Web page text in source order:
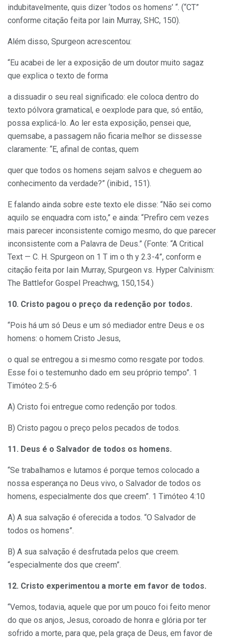
indubitavelmente, quis dizer ‘todos os homens’ “. (“CT”
conforme citação feita por Iain Murray, SHC, 150).
Além disso, Spurgeon acrescentou:
“Eu acabei de ler a exposição de um doutor muito sagaz
que explica o texto de forma
a dissuadir o seu real significado: ele coloca dentro do
texto pólvora gramatical, e oexplode para que, só então,
possa explicá-lo. Ao ler esta exposição, pensei que,
quemsabe, a passagem não ficaria melhor se dissesse
claramente: “E, afinal de contas, quem
quer que todos os homens sejam salvos e cheguem ao
conhecimento da verdade?” (inibid., 151).
E falando ainda sobre este texto ele disse: “Não sei como
aquilo se enquadra com isto,” e ainda: “Prefiro cem vezes
mais parecer inconsistente comigo mesmo, do que parecer
inconsistente com a Palavra de Deus.” (Fonte: “A Critical
Text — C. H. Spurgeon on 1 T im o th y 2.3-4”, conform e
citação feita por Iain Murray, Spurgeon vs. Hyper Calvinism:
The Battlefor Gospel Preachwg, 150,154.)
10. Cristo pagou o preço da redenção por todos.
“Pois há um só Deus e um só mediador entre Deus e os
homens: o homem Cristo Jesus,
o qual se entregou a si mesmo como resgate por todos.
Esse foi o testemunho dado em seu próprio tempo”. 1
Timóteo 2:5-6
A) Cristo foi entregue como redenção por todos.
B) Cristo pagou o preço pelos pecados de todos.
11. Deus é o Salvador de todos os homens.
“Se trabalhamos e lutamos é porque temos colocado a
nossa esperança no Deus vivo, o Salvador de todos os
homens, especialmente dos que creem”. 1 Timóteo 4:10
A) A sua salvação é oferecida a todos. “O Salvador de
todos os homens”.
B) A sua salvação é desfrutada pelos que creem.
“especialmente dos que creem”.
12. Cristo experimentou a morte em favor de todos.
“Vemos, todavia, aquele que por um pouco foi feito menor
do que os anjos, Jesus, coroado de honra e glória por ter
sofrido a morte, para que, pela graça de Deus, em favor de